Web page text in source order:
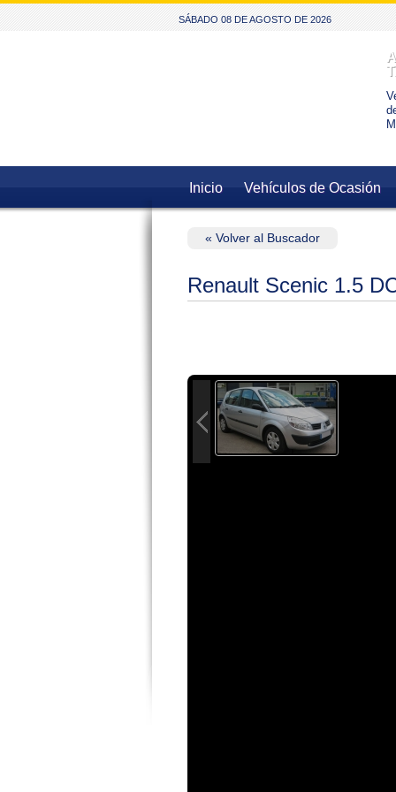
SÁBADO 08 DE AGOSTO DE 2026
Inicio Vehículos de Ocasión
« Volver al Buscador
Renault Scenic 1.5